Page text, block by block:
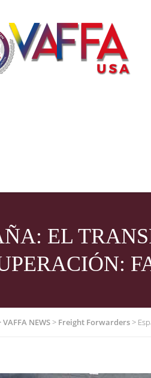
EL
VAFFA NEWS> Freight Forwarders>